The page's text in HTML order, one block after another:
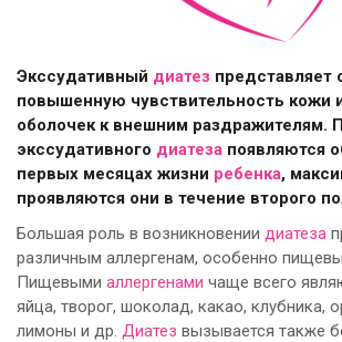
Экссудативный диатез представляет
повышенную чувствительность кожи
оболочек к внешним раздражителям.
экссудативного диатеза появляются
первых месяцах жизни ребенка,
проявляются они в течение второго
Большая роль в возникновении диатеза
различным аллергенам, особенно
Пищевыми аллергенами чаще всего
яйца, творог, шоколад, какао, клубника,
лимоны и др. Диатез вызывается также